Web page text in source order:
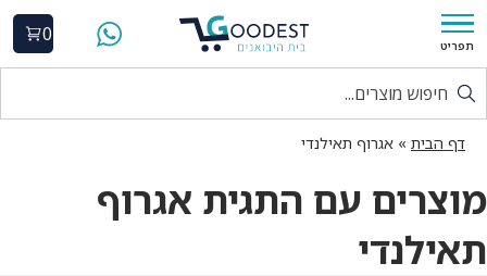
תפריט
0
דף הבית » אגרוף תאילנדי
מוצרים עם התגית אגרוף
תאילנדי